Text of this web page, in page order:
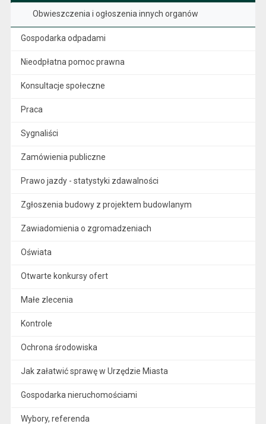
Obwieszczenia i ogłoszenia innych organów
Gospodarka odpadami
Nieodpłatna pomoc prawna
Konsultacje społeczne
Praca
Sygnaliści
Zamówienia publiczne
Prawo jazdy - statystyki zdawalności
Zgłoszenia budowy z projektem budowlanym
Zawiadomienia o zgromadzeniach
Oświata
Otwarte konkursy ofert
Małe zlecenia
Kontrole
Ochrona środowiska
Jak załatwić sprawę w Urzędzie Miasta
Gospodarka nieruchomościami
Wybory, referenda